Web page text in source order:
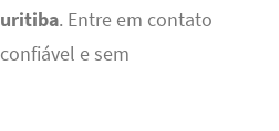
. Entre em contato
e sem